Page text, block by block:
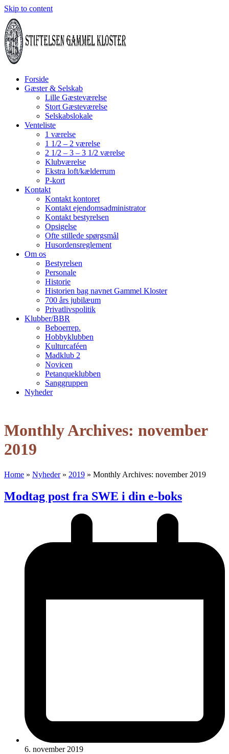
Skip to content
Forside
Gæster & Selskab
Lille Gæsteværelse
Stort Gæsteværelse
Selskabslokale
Venteliste
1 værelse
1 1/2 – 2 værelse
2 1/2 – 3 – 3 1/2 værelse
Klubværelse
Ekstra loft/kælderrum
P-kort
Kontakt
Kontakt kontoret
Kontakt ejendomsadministrator
Kontakt bestyrelsen
Opsigelse
Ofte stillede spørgsmål
Husordensreglement
Om os
Bestyrelsen
Personale
Historie
Historien bag navnet Gammel Kloster
700 års jubilæum
Privatlivspolitik
Klubber/BBR
Beboerrep.
Hobbyklubben
Kulturcaféen
Madklub 2
Novicen
Petanqueklubben
Sanggruppen
Nyheder
menu
menu
Monthly Archives: november
2019
Home » Nyheder» 2019 » Monthly Archives: november 2019
Modtag post fra SWE i din e-boks
6. november 2019